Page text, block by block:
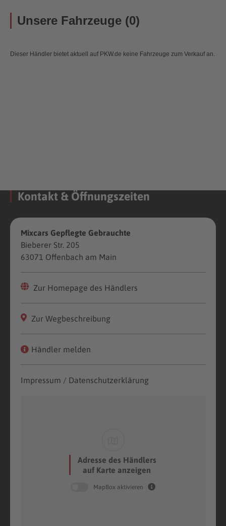
Unsere Fahrzeuge (0)
Dieser Händler bietet aktuell auf PKW.de keine Fahrzeuge zum Verkauf an.
Kontakt & Öffnungszeiten
Mixcars Gepflegte Gebrauchte
Bieberer Str. 205
63071 Offenbach am Main
Zur Homepage des Händlers
Zur Wegbeschreibung
Händler melden
Impressum / Datenschutzerklärung
Adresse des Händlers
auf Karte anzeigen
MapBox aktivieren